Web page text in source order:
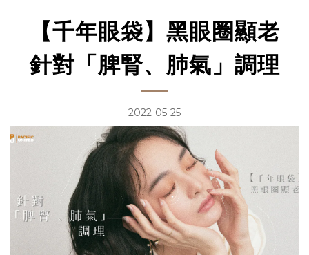
【千年眼袋】黑眼圈顯老
針對「脾腎、肺氣」調理
2022-05-25